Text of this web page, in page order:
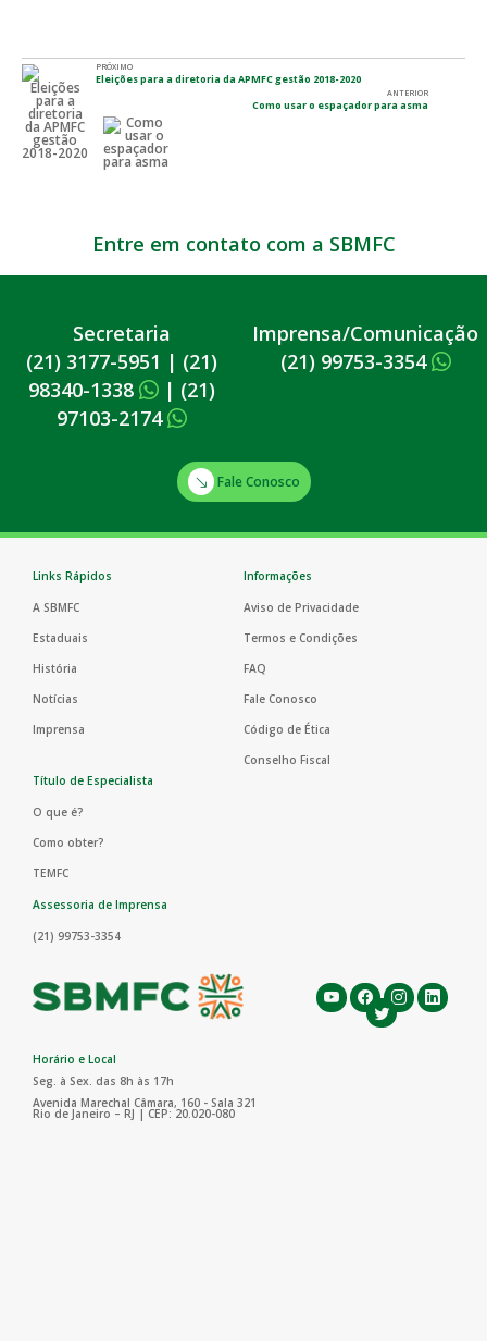
PRÓXIMO
Eleições para a diretoria da APMFC gestão 2018-2020
ANTERIOR
Como usar o espaçador para asma
Entre em contato com a SBMFC
Secretaria
(21) 3177-5951 | (21)
98340-1338
| (21)
97103-2174
Imprensa/Comunicação
(21) 99753-3354
Fale Conosco
Links Rápidos
A SBMFC
Estaduais
História
Notícias
Imprensa
Informações
Aviso de Privacidade
Termos e Condições
FAQ
Fale Conosco
Código de Ética
Conselho Fiscal
Título de Especialista
O que é?
Como obter?
TEMFC
Assessoria de Imprensa
(21) 99753-3354
Horário e Local
Seg. à Sex. das 8h às 17h
Avenida Marechal Câmara, 160 - Sala 321
Rio de Janeiro – RJ | CEP: 20.020-080